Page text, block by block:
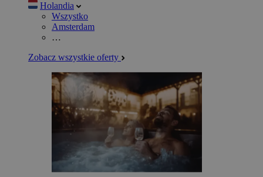
Holandia
Wszystko
Amsterdam
…
Zobacz wszystkie oferty